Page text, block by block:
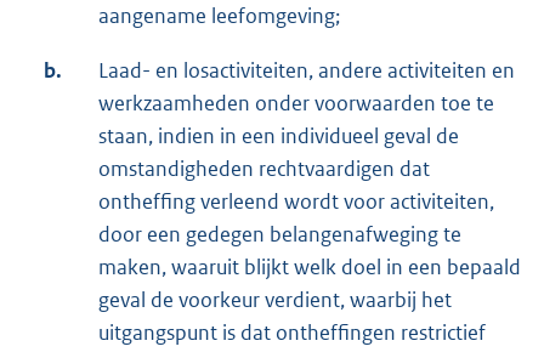
aangename leefomgeving;
b.
Laad- en losactiviteiten, andere activiteiten en
werkzaamheden onder voorwaarden toe te
staan, indien in een individueel geval de
omstandigheden rechtvaardigen dat
ontheffing verleend wordt voor activiteiten,
door een gedegen belangenafweging te
maken, waaruit blijkt welk doel in een bepaald
geval de voorkeur verdient, waarbij het
uitgangspunt is dat ontheffingen restrictief